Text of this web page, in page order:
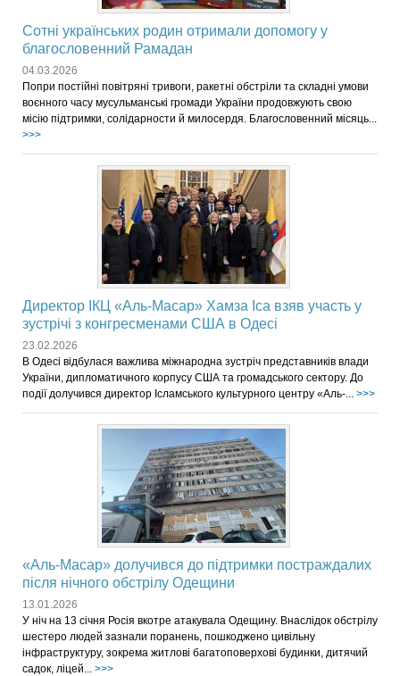
Сотні українських родин отримали допомогу у
благословенний Рамадан
04.03.2026
Попри постійні повітряні тривоги, ракетні обстріли та складні умови
воєнного часу мусульманські громади України продовжують свою
місію підтримки, солідарности й милосердя. Благословенний місяць...
>>>
Директор ІКЦ «Аль-Масар» Хамза Іса взяв участь у
зустрічі з конгресменами США в Одесі
23.02.2026
В Одесі відбулася важлива міжнародна зустріч представників влади
України, дипломатичного корпусу США та громадського сектору. До
події долучився директор Ісламського культурного центру «Аль-... >>>
«Аль-Масар» долучився до підтримки постраждалих
після нічного обстрілу Одещини
13.01.2026
У ніч на 13 січня Росія вкотре атакувала Одещину. Внаслідок обстрілу
шестеро людей зазнали поранень, пошкоджено цивільну
інфраструктуру, зокрема житлові багатоповерхові будинки, дитячий
садок, ліцей... >>>